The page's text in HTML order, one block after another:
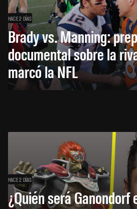
HACE 2 DÍAS
Brady vs. Manning:
documental sobre la
marcó la NFL
HACE 2 DÍAS
¿Quién será Ganondorf